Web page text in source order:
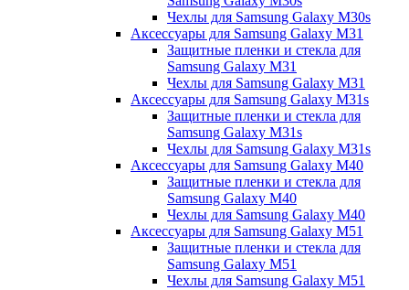
Чехлы для Samsung Galaxy M30s
Аксессуары для Samsung Galaxy M31
Защитные пленки и стекла для
Samsung Galaxy M31
Чехлы для Samsung Galaxy M31
Аксессуары для Samsung Galaxy M31s
Защитные пленки и стекла для
Samsung Galaxy M31s
Чехлы для Samsung Galaxy M31s
Аксессуары для Samsung Galaxy M40
Защитные пленки и стекла для
Samsung Galaxy M40
Чехлы для Samsung Galaxy M40
Аксессуары для Samsung Galaxy M51
Защитные пленки и стекла для
Samsung Galaxy M51
Чехлы для Samsung Galaxy M51